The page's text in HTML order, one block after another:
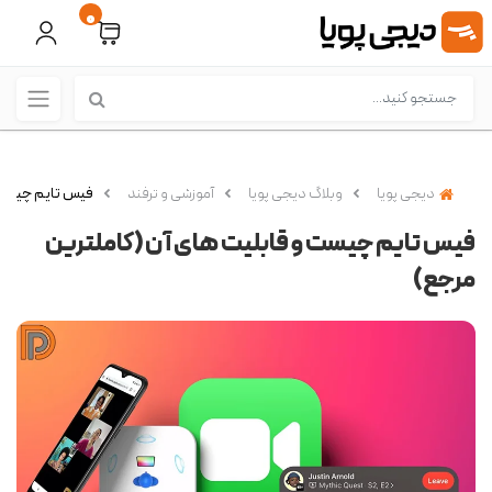
0
دیجی پویا وبلاگ دیجی پویا آموزشی و ترفند فیس تایم
فیس تایم چیست و قابلیت های آن (کاملترین
مرجع)